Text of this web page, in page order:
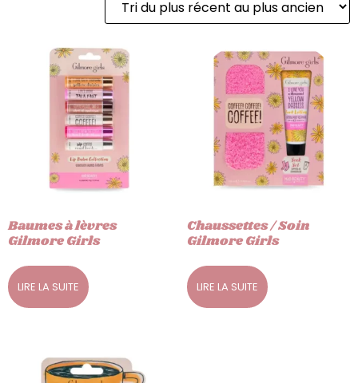
Baumes à lèvres
Gilmore Girls
LIRE LA SUITE
Chaussettes / Soin
Gilmore Girls
LIRE LA SUITE